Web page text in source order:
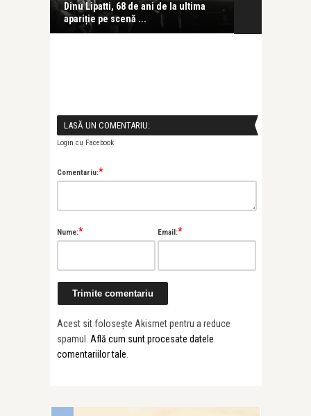
Dinu Lipatti, 68 de ani de la ultima
apariție pe scenă ...
LASĂ UN COMENTARIU:
Login cu Facebook
Comentariu:*
Nume:* Email:*
Acest sit folosește Akismet pentru a reduce
spamul. Află cum sunt procesate datele
comentariilor tale